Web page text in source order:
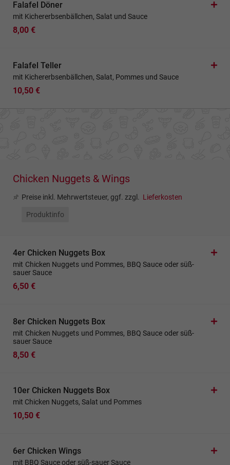
Falafel Döner
mit Kichererbsenbällchen, Salat und Sauce
8,00 €
Falafel Teller
mit Kichererbsenbällchen, Salat, Pommes und Sauce
10,50 €
Chicken Nuggets & Wings
Preise inkl. Mehrwertsteuer, ggf. zzgl. Lieferkosten
Produktinfo
4er Chicken Nuggets Box
mit Chicken Nuggets und Pommes, BBQ Sauce oder süß-
sauer Sauce
6,50 €
8er Chicken Nuggets Box
mit Chicken Nuggets und Pommes, BBQ Sauce oder süß-
sauer Sauce
8,50 €
10er Chicken Nuggets Box
mit Chicken Nuggets, Salat und Pommes
10,50 €
6er Chicken Wings
mit BBQ Sauce oder süß-sauer Sauce